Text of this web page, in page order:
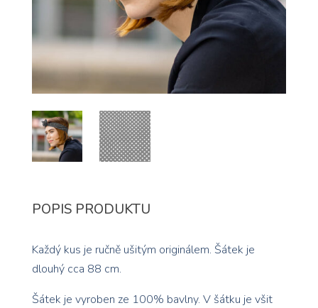
POPIS PRODUKTU
Každý kus je ručně ušitým originálem. Šátek je
dlouhý cca 88 cm.
Šátek je vyroben ze 100% bavlny. V šátku je všit